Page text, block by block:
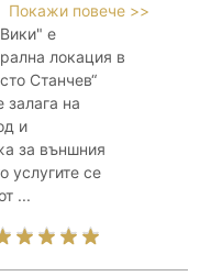
Покажи повече >>
е
локация в
Станчев“
залага на
и
за външния
услугите се
...